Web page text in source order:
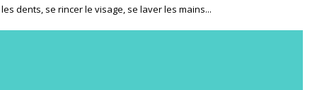
dents, se rincer le visage, se laver les mains...